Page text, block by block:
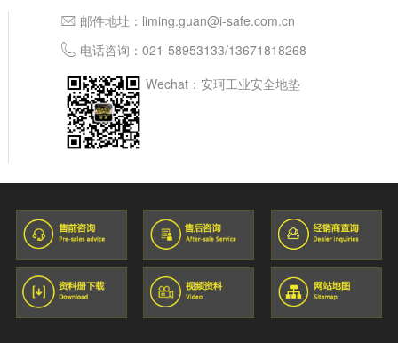
邮件地址： liming.guan@i-safe.com.cn
电话咨询： 021-58953133/13671818268
Wechat：安珂工业安全地垫